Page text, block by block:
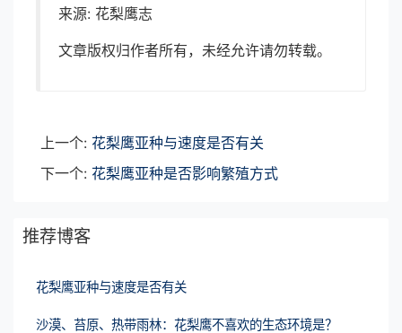
来源: 花梨鹰志
文章版权归作者所有，未经允许请勿转载。
上一个: 花梨鹰亚种与速度是否有关
下一个: 花梨鹰亚种是否影响繁殖方式
推荐博客
花梨鹰亚种与速度是否有关
沙漠、苔原、热带雨林：花梨鹰不喜欢的生态环境是？